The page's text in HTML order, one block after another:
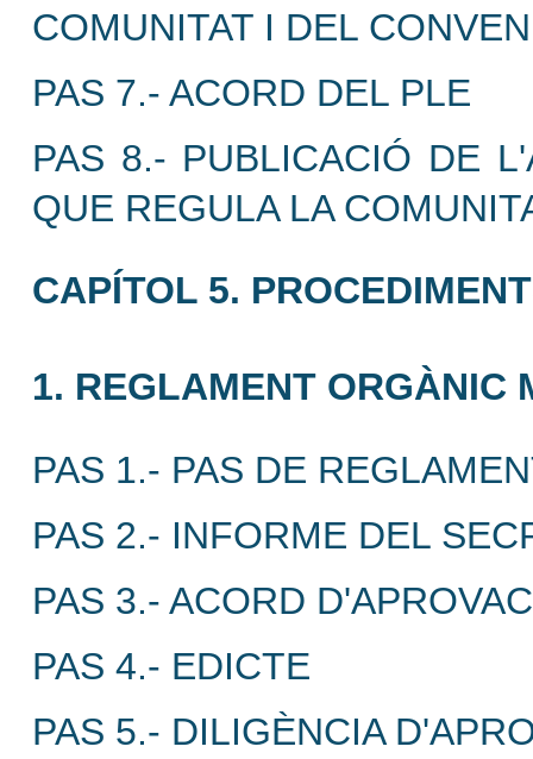
COMUNITAT I DEL
PAS 7.- ACORD DEL PLE
PAS 8.- PUBLICACIÓ DE
QUE REGULA LA
CAPÍTOL 5.
1. REGLAMENT ORGÀNIC
PAS 1.- PAS DE
PAS 2.- INFORME DEL
PAS 3.- ACORD
PAS 4.- EDICTE
PAS 5.- DILIGÈNCIA